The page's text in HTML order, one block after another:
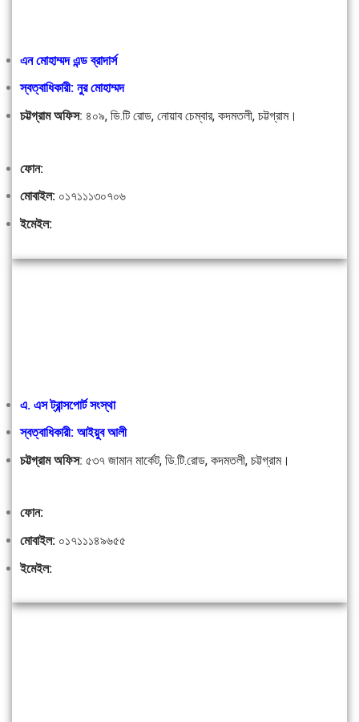
এন মোহাম্মদ এন্ড ব্রাদার্স
স্বত্বাধিকারী: নুর মোহাম্মদ
চট্টগ্রাম অফিস: ৪০৯, ডি.টি রোড, নোয়াব চেম্বার, কদমতলী, চট্টগ্রাম।
ফোন:
মোবাইল: ০১৭১১১৩০৭০৬
ইমেইল:
এ. এস ট্রান্সপোর্ট সংস্থা
স্বত্বাধিকারী: আইয়ুব আলী
চট্টগ্রাম অফিস: ৫৩৭ জামান মার্কেট, ডি.টি.রোড, কদমতলী, চট্টগ্রাম।
ফোন:
মোবাইল: ০১৭১১১৪৯৬৫৫
ইমেইল: